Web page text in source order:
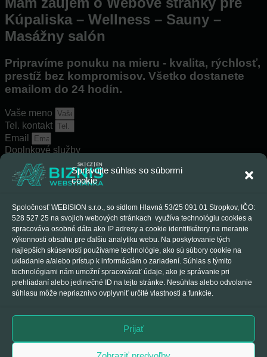
Spravujte súhlas so súbormi
cookie
Spoločnosť WEBISION s.r.o., so sídlom Hlavná 53/25 091 01 Stropkov, IČO:
528 527 25 na svojich webových stránkach využíva technológiu cookies a
spracováva osobné dáta ako IP adresy a cookie identifikátory na meranie
výkonnosti obsahu pre ďalšiu analytiku webu. Na poskytovanie tých
najlepších skúseností používame technológie, ako sú súbory cookie na
ukladanie a/alebo prístup k informáciám o zariadení. Súhlas s týmito
technológiami nám umožní spracovávať údaje, ako je správanie pri
prehliadaní alebo jedinečné ID na tejto stránke. Nesúhlas alebo odvolanie
súhlasu môže nepriaznivo ovplyvniť určité vlastnosti a funkcie.
Prijať
Kúpaliska – Wellness – Sauny –
Masážny salón
Pripravíme ponuku na mieru - kvalita, rýchlosť,
prestíž bez kompromisov. Všetko dostanete
emailom do 24 hodín.
Vaše meno
Tel. kontakt
Email
Doplnkové služby
Popis projektu
Súhlasím so spracovaním mojich osobných údajov
spoločnosťou WEBISION s. r. o. za účelom vybavenia dopytu
a prípravy cenovej ponuky. Viac v
súhlas viem kedykoľvek odvolať).